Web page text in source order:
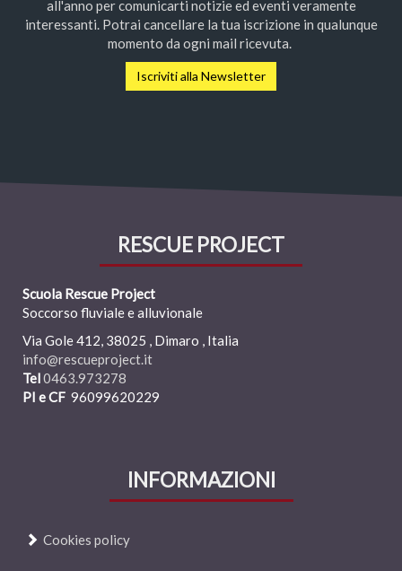
all'anno per comunicarti notizie ed eventi veramente
interessanti. Potrai cancellare la tua iscrizione in qualunque
momento da ogni mail ricevuta.
Iscriviti alla Newsletter
RESCUE PROJECT
Scuola Rescue Project
Soccorso fluviale e alluvionale
Via Gole 412, 38025 , Dimaro , Italia
info@rescueproject.it
Tel0463.973278
PI e CF 96099620229
INFORMAZIONI
Cookies policy